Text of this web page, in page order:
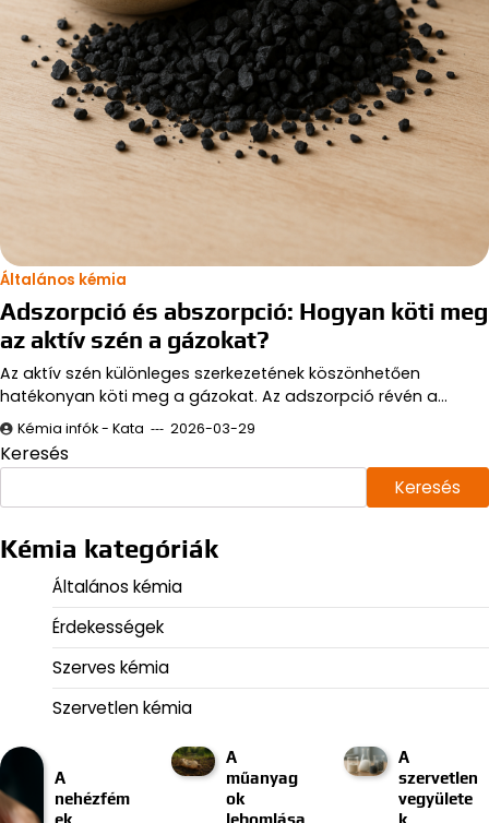
Általános kémia
Adszorpció és abszorpció: Hogyan köti meg
az aktív szén a gázokat?
Az aktív szén különleges szerkezetének köszönhetően
hatékonyan köti meg a gázokat. Az adszorpció révén a…
Kémia infók - Kata 2026-03-29
Keresés
Keresés
Kémia kategóriák
Általános kémia
Érdekességek
Szerves kémia
Szervetlen kémia
A
nehézfém
ek
A
műanyag
ok
lebomlása
A
szervetlen
vegyülete
k